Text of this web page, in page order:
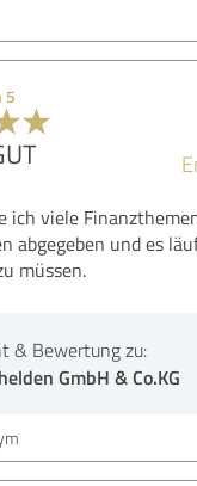
5
ich viele
abgegeben und es
müssen.
& Bewertung zu:
GmbH & Co.KG